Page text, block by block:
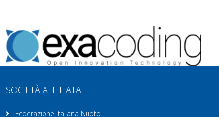
SOCIETÀ AFFILIATA
Federazione Italiana Nuoto